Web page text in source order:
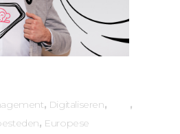
, Digitaliseren,
, Europese